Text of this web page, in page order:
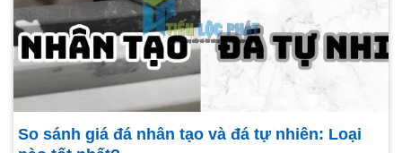
So sánh giá đá nhân tạo và đá tự nhiên: Loại